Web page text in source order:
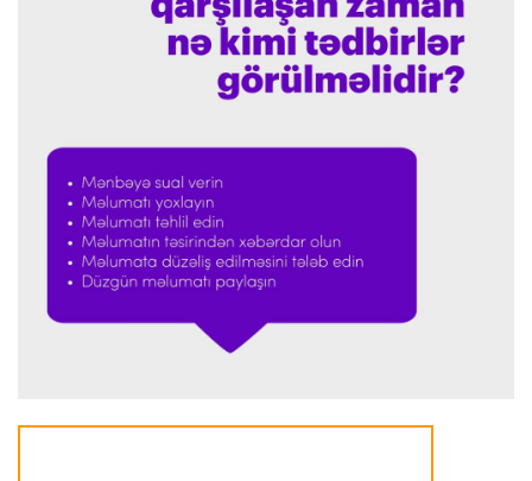
PSJ "Çelsi"nin müdafiəçisini transfer etmək
Vinisius "Real Madrid"lə yeni müqavilə barədə
razılığa gəldi
Formula-1 22:11 06.08.2026